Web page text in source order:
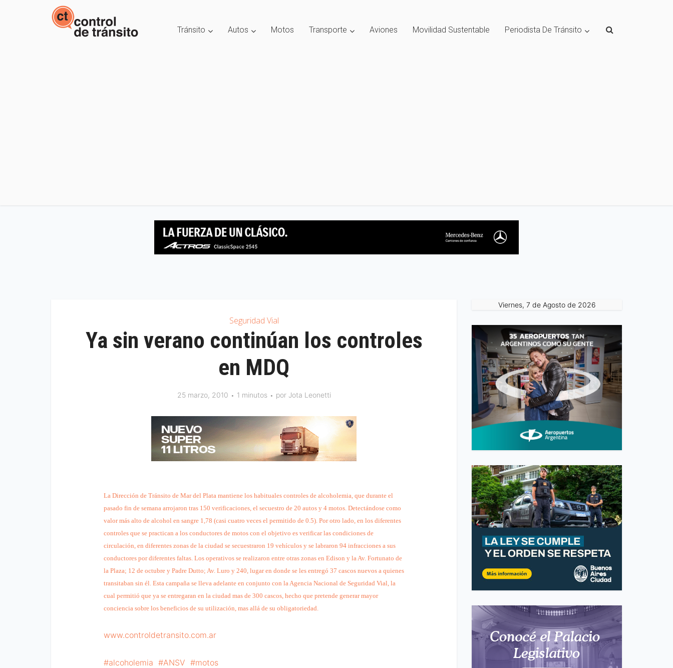
Tránsito Autos Motos Transporte Aviones Movilidad Sustentable Periodista De Tránsito
Seguridad Vial
Ya sin verano continúan los controles
en MDQ
25 marzo, 2010 1 minutos por Jota Leonetti
La Dirección de Tránsito de Mar del Plata mantiene los habituales controles de alcoholemia, que durante el
pasado fin de semana arrojaron tras 150 verificaciones, el secuestro de 20 autos y 4 motos. Detectándose como
valor más alto de alcohol en sangre 1,78 (casi cuatro veces el permitido de 0.5). Por otro lado, en los diferentes
controles que se practican a los conductores de motos con el objetivo es verificar las condiciones de
circulación, en diferentes zonas de la ciudad se secuestraron 19 vehículos y se labraron 94 infracciones a sus
conductores por diferentes faltas. Los operativos se realizaron entre otras zonas en Edison y la Av. Fortunato de
la Plaza; 12 de octubre y Padre Dutto; Av. Luro y 240, lugar en donde se les entregó 37 cascos nuevos a quienes
transitaban sin él. Esta campaña se lleva adelante en conjunto con la Agencia Nacional de Seguridad Vial, la
cual permitió que ya se entregaran en la ciudad mas de 300 cascos, hecho que pretende generar mayor
conciencia sobre los beneficios de su utilización, mas allá de su obligatoriedad.
www.controldetransito.com.ar
alcoholemia ANSV motos
Viernes, 7 de Agosto de 2026